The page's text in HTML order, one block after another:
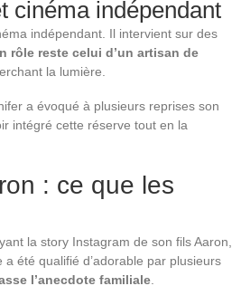
cinéma indépendant
indépendant. Il intervient sur des
rôle reste celui d’un artisan de
la lumière.
a évoqué à plusieurs reprises son
intégré cette réserve tout en la
: ce que les
la story Instagram de son fils Aaron,
été qualifié d’adorable par plusieurs
l’anecdote familiale